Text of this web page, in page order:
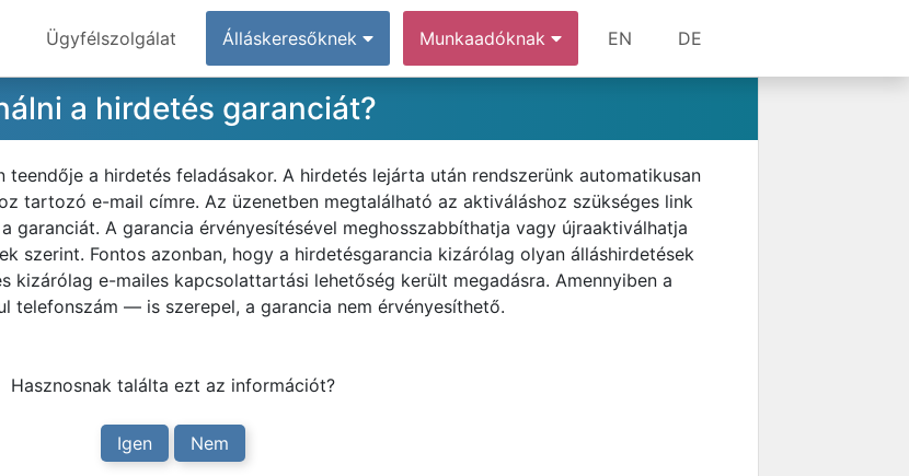
Ügyfélszolgálat Álláskeresőknek Munkaadóknak EN DE
a hirdetés garanciát?
a hirdetés feladásakor. A hirdetés lejárta után rendszerünk automatikusan
tartozó e-mail címre. Az üzenetben megtalálható az aktiváláshoz szükséges link
garanciát. A garancia érvényesítésével meghosszabbíthatja vagy újraaktiválhatja
szerint. Fontos azonban, hogy a hirdetésgarancia kizárólag olyan álláshirdetések
kizárólag e-mailes kapcsolattartási lehetőség került megadásra. Amennyiben a
telefonszám — is szerepel, a garancia nem érvényesíthető.
Hasznosnak találta ezt az információt?
Igen Nem